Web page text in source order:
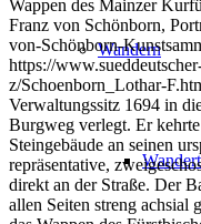
Wandern
Wappen des Mainzer
Franz von Schönborn,
von-Schönborn-
https://
z/Schoenborn_Lothar-
Verwaltungssitz 1694 in
Burgweg verlegt. Er
Steingebäude an seinen
repräsentative,
direkt an der Straße. Der
allen Seiten streng achsial